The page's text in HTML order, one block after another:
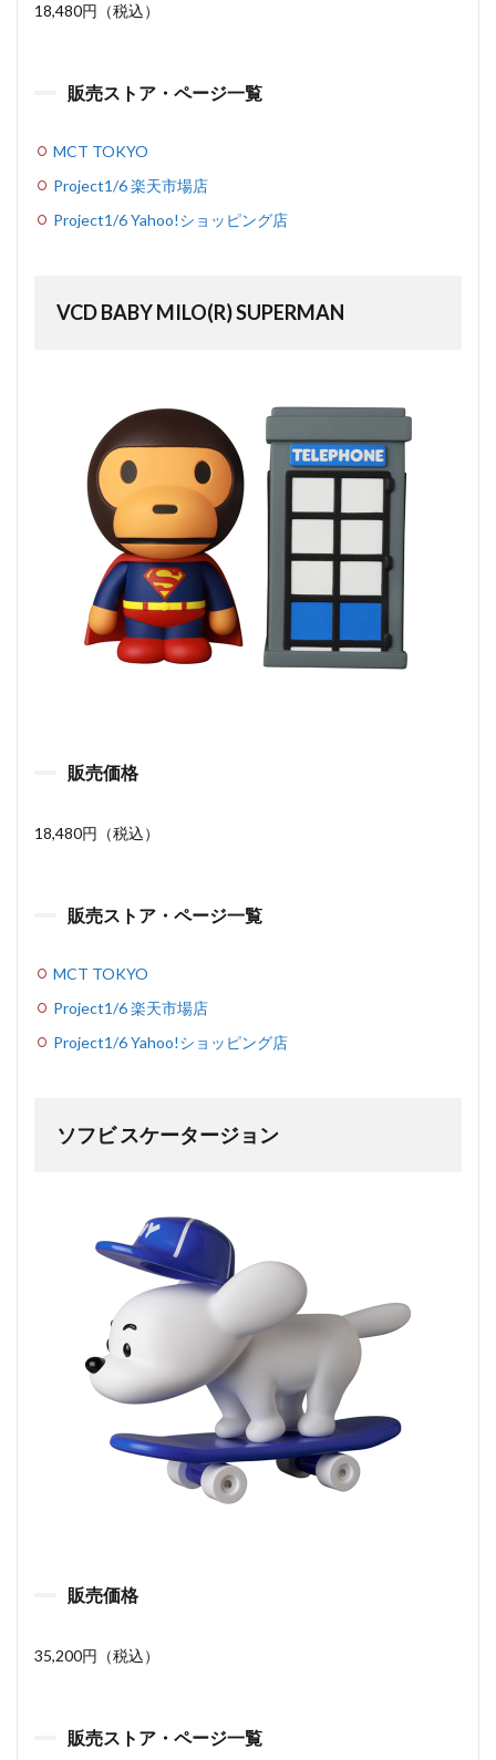
18,480円（税込）
販売ストア・ページ一覧
MCT TOKYO
Project1/6 楽天市場店
Project1/6 Yahoo!ショッピング店
VCD BABY MILO(R) SUPERMAN
販売価格
18,480円（税込）
販売ストア・ページ一覧
MCT TOKYO
Project1/6 楽天市場店
Project1/6 Yahoo!ショッピング店
ソフビ スケータージョン
販売価格
35,200円（税込）
販売ストア・ページ一覧